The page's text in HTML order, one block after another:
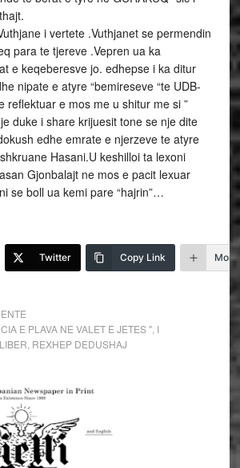
i vertete .Vuthjanet se permendin
para te tjereve .Vepren ua ka
e keqeberesve jo. edhepse i ka ditur
nipate e atyre “bemireseve “te UDB-
reflektuar e mos me u shitur me si ”
duke i share krijuesit tone se nje dite
edhe emrate e njerzeve te atyre
Hasani.U keshilloi ta lexoni
Gjonbalajt ne mos e pacit lexuar
se boll ua kemi pare “hajrin”…
Twitter Copy Link More
E PLAVA NE VALET E JETES ", I
REXHEP DEDUSHAJ